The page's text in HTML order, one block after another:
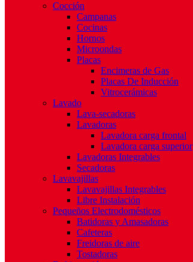
Cocción
Campanas
Cocinas
Hornos
Microondas
Placas
Encimeras de Gas
Placas De Inducción
Vitrocerámicas
Lavado
Lava-secadoras
Lavadoras
Lavadora carga frontal
Lavadora carga superior
Lavadoras Integrables
Secadoras
Lavavajillas
Lavavajillas Integrables
Libre Instalación
Pequeños Electrodomésticos
Batidoras y Amasadoras
Cafeteras
Freidoras de aire
Tostadoras